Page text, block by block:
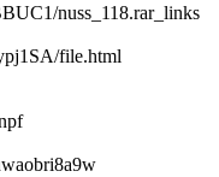
nuss_118.rar_links
file.html